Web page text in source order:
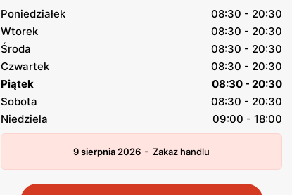
Poniedziałek
08:30 - 20:30
Wtorek
08:30 - 20:30
Środa
08:30 - 20:30
Czwartek
08:30 - 20:30
Piątek
08:30 - 20:30
Sobota
08:30 - 20:30
Niedziela
09:00 - 18:00
9 sierpnia 2026 - Zakaz handlu